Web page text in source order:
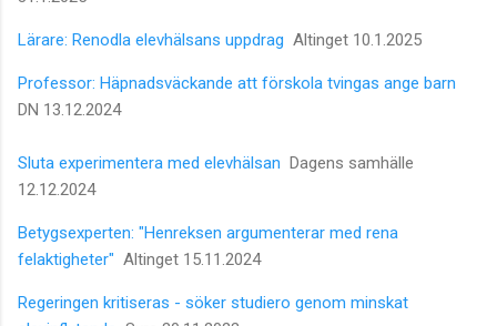
Lärare: Renodla elevhälsans uppdrag Altinget 10.1.2025
Professor: Häpnadsväckande att förskola tvingas ange barn
DN 13.12.2024
Sluta experimentera med elevhälsan Dagens samhälle
12.12.2024
Betygsexperten: "Henreksen argumenterar med rena
felaktigheter" Altinget 15.11.2024
Regeringen kritiseras - söker studiero genom minskat